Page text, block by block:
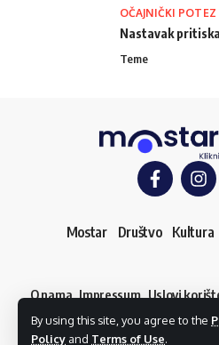
By using this site, you agree to the
Policy and Terms of Use.
OČAJNIČKI
Nastavak
Teme
Mostar Društvo Kultura
O nama Impressum Uslovi
Dojavi vijest
© mostarski.ba. Sva